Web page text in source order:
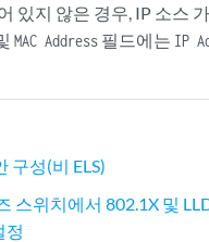
있지 않은 경우, IP 소스
MAC Address 필드에는 IP
구성(비 ELS)
스위치에서 802.1X 및
정